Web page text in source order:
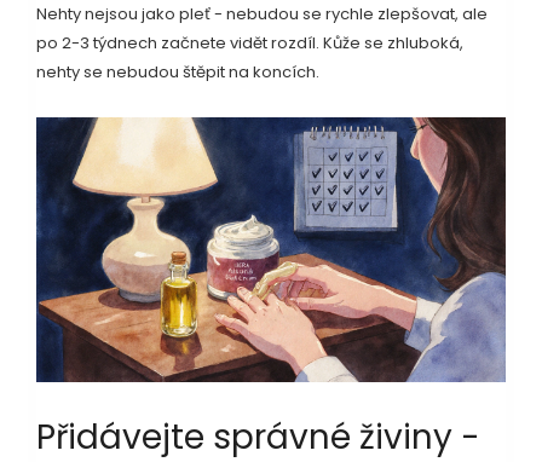
Nehty nejsou jako pleť - nebudou se rychle zlepšovat, ale
po 2-3 týdnech začnete vidět rozdíl. Kůže se zhluboká,
nehty se nebudou štěpit na koncích.
Přidávejte správné živiny -